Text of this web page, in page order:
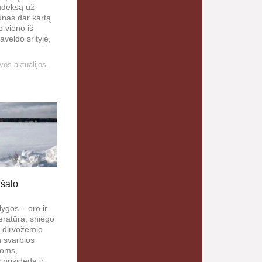
už
dar kartą
vieno iš
srityje,
aktualijos,
– oro ir
sniego
svarbios